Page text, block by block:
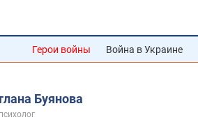
Герои войны Война в Украине
Буянова